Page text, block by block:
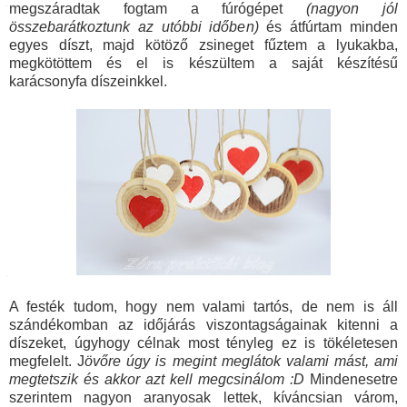
megszáradtak fogtam a fúrógépet(nagyon jól
összebarátkoztunk az utóbbi időben)és átfúrtam minden
egyes díszt, majd kötöző zsineget fűztem a lyukakba,
megkötöttem és el is készültem a saját készítésű
karácsonyfa díszeinkkel.
A festék tudom, hogy nem valami tartós, de nem is áll
szándékomban az időjárás viszontagságainak kitenni a
díszeket, úgyhogy célnak most tényleg ez is tökéletesen
megfelelt. Jövőre úgy is megint meglátok valami mást, ami
megtetszik és akkor azt kell megcsinálom :D Mindenesetre
szerintem nagyon aranyosak lettek, kíváncsian várom,